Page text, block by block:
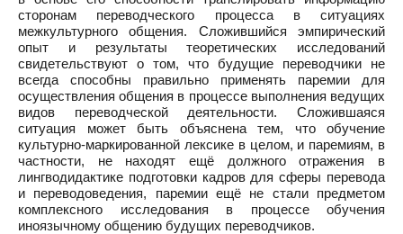
сторонам переводческого процесса в ситуациях
межкультурного общения. Сложившийся эмпирический
опыт и результаты теоретических исследований
свидетельствуют о том, что будущие переводчики не
всегда способны правильно применять паремии для
осуществления общения в процессе выполнения ведущих
видов переводческой деятельности. Сложившаяся
ситуация может быть объяснена тем, что обучение
культурно-маркированной лексике в целом, и паремиям, в
частности, не находят ещё должного отражения в
лингводидактике подготовки кадров для сферы перевода
и переводоведения, паремии ещё не стали предметом
комплексного исследования в процессе обучения
иноязычному общению будущих переводчиков.